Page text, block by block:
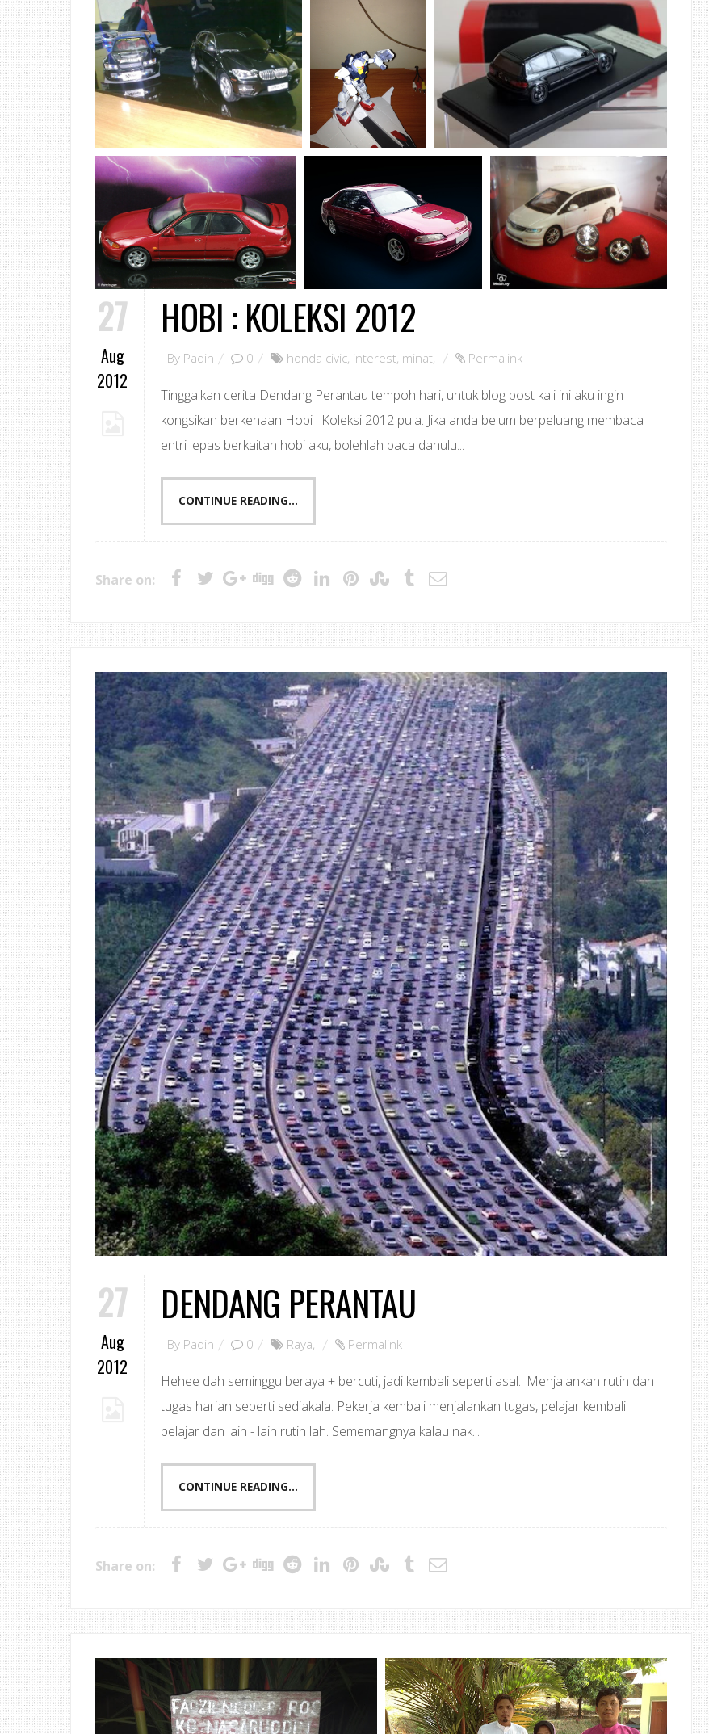
27
Aug
2012
HOBI : KOLEKSI 2012
By Padin 0 honda civic, interest, minat, Permalink
Tinggalkan cerita Dendang Perantau tempoh hari, untuk blog post kali ini aku ingin
kongsikan berkenaan Hobi : Koleksi 2012 pula. Jika anda belum berpeluang membaca
entri lepas berkaitan hobi aku, bolehlah baca dahulu...
CONTINUE READING...
Share on:
27
Aug
2012
DENDANG PERANTAU
By Padin 0 Raya, Permalink
Hehee dah seminggu beraya + bercuti, jadi kembali seperti asal.. Menjalankan rutin dan
tugas harian seperti sediakala. Pekerja kembali menjalankan tugas, pelajar kembali
belajar dan lain - lain rutin lah. Sememangnya kalau nak...
CONTINUE READING...
Share on: